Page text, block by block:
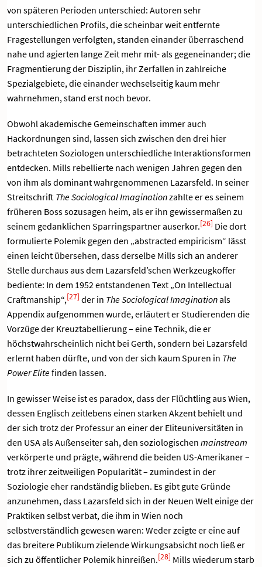
von späteren Perioden unterschied: Autoren sehr
unterschiedlichen Profils, die scheinbar weit entfernte
Fragestellungen verfolgten, standen einander überraschend
nahe und agierten lange Zeit mehr mit- als gegeneinander; die
Fragmentierung der Disziplin, ihr Zerfallen in zahlreiche
Spezialgebiete, die einander wechselseitig kaum mehr
wahrnehmen, stand erst noch bevor.
Obwohl akademische Gemeinschaften immer auch
Hackordnungen sind, lassen sich zwischen den drei hier
betrachteten Soziologen unterschiedliche Interaktionsformen
entdecken. Mills rebellierte nach wenigen Jahren gegen den
von ihm als dominant wahrgenommenen Lazarsfeld. In seiner
Streitschrift The Sociological Imaginationzahlte er es seinem
früheren Boss sozusagen heim, als er ihn gewissermaßen zu
seinem gedanklichen Sparringspartner auserkor.[26] Die dort
formulierte Polemik gegen den „abstracted empiricism“ lässt
einen leicht übersehen, dass derselbe Mills sich an anderer
Stelle durchaus aus dem Lazarsfeld’schen Werkzeugkoffer
bediente: In dem 1952 entstandenen Text „On Intellectual
Craftmanship“,[27] der in The Sociological Imaginationals
Appendix aufgenommen wurde, erläutert er Studierenden die
Vorzüge der Kreuztabellierung – eine Technik, die er
höchstwahrscheinlich nicht bei Gerth, sondern bei Lazarsfeld
erlernt haben dürfte, und von der sich kaum Spuren in The
Power Elitefinden lassen.
In gewisser Weise ist es paradox, dass der Flüchtling aus Wien,
dessen Englisch zeitlebens einen starken Akzent behielt und
der sich trotz der Professur an einer der Eliteuniversitäten in
den USA als Außenseiter sah, den soziologischen mainstream
verkörperte und prägte, während die beiden US-Amerikaner –
trotz ihrer zeitweiligen Popularität – zumindest in der
Soziologie eher randständig blieben. Es gibt gute Gründe
anzunehmen, dass Lazarsfeld sich in der Neuen Welt einige der
Praktiken selbst verbat, die ihm in Wien noch
selbstverständlich gewesen waren: Weder zeigte er eine auf
das breitere Publikum zielende Wirkungsabsicht noch ließ er
sich zu öffentlicher Polemik hinreißen.[28] Mills wiederum starb